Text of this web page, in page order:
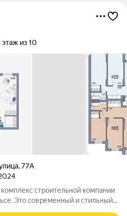
этаж из 10
,77А
строительной компании
Это современный и стильный